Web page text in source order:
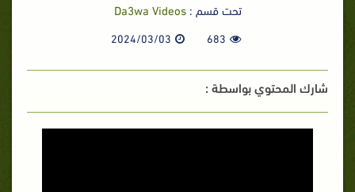
تحت قسم :Da3wa Videos
683
2024/03/03
شارك المحتوي بواسطة :